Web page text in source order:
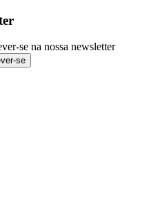
se na nossa newsletter
se